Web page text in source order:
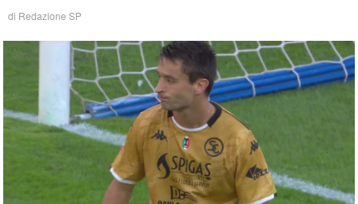
di Redazione SP